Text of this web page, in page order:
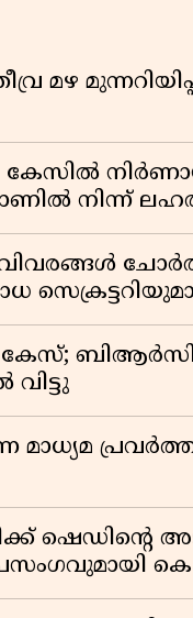
മഴ
നിന്ന്
വിട്ടു
മാധ്യമ
ഷെഡിൻ്റെ